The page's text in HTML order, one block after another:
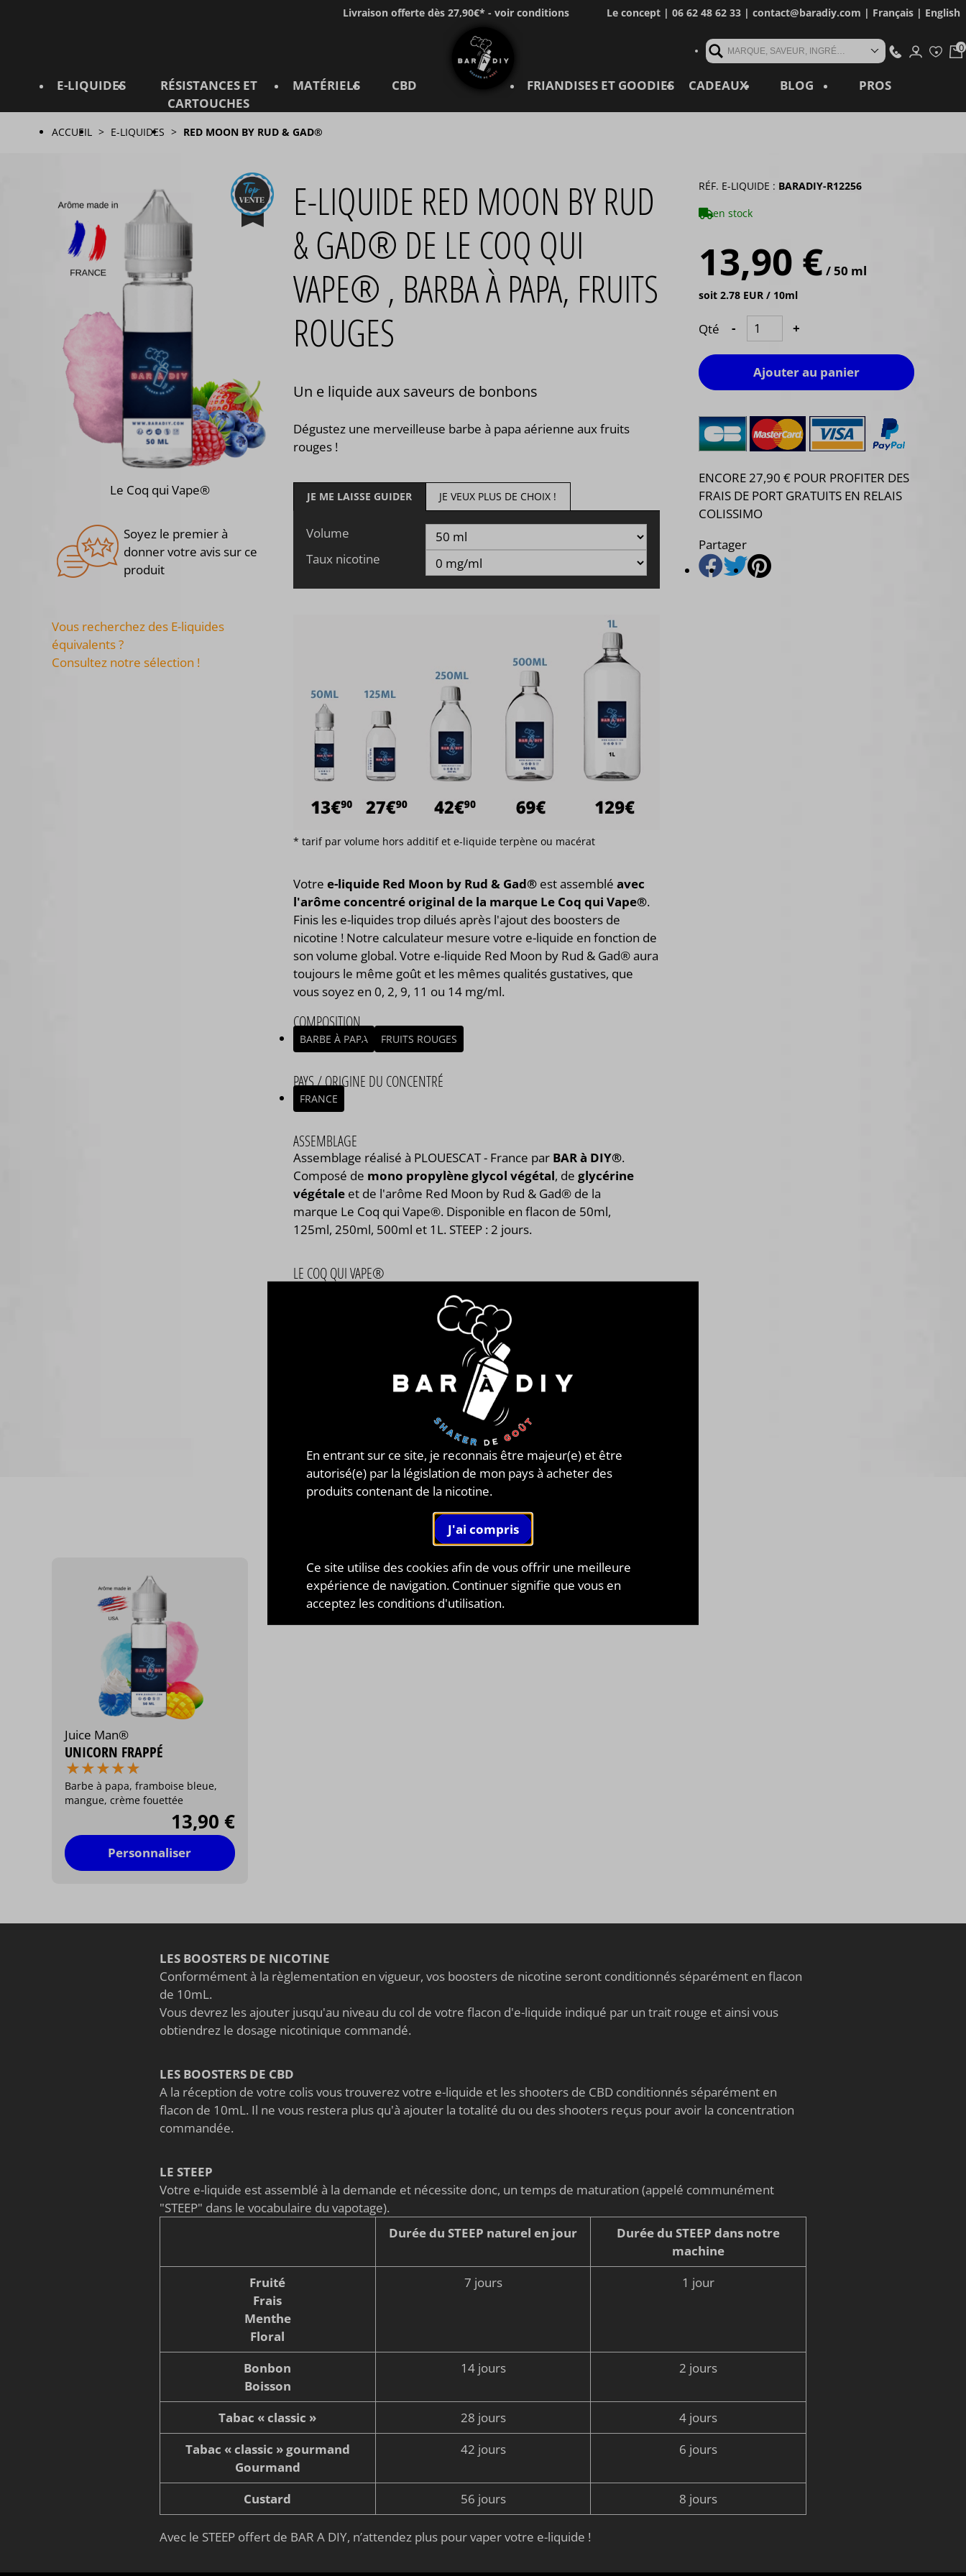
Livraison offerte dès 27,90€* - voir conditions Le concept| 06 62 48 62 33 | contact@baradiy.com | Français| English
MARQUE, SAVEUR, INGRÉDIENT, RÉFÉRENCE, MOT CLÉ...
E-LIQUIDES
RÉSISTANCES ET
CARTOUCHES
MATÉRIELS CBD FRIANDISES ET GOODIES CADEAUX BLOG PROS
ACCUEIL E-LIQUIDES RED MOON BY RUD & GAD®
E-LIQUIDE RED MOON BY RUD
& GAD® DE LE COQ QUI
VAPE® , BARBA À PAPA, FRUITS
ROUGES
Un e liquide aux saveurs de bonbons
Dégustez une merveilleuse barbe à papa aérienne aux fruits
rouges !
JE ME LAISSE GUIDER JE VEUX PLUS DE CHOIX !
Volume
Taux nicotine
* tarif par volume hors additif et e-liquide terpène ou macérat
Votree-liquide Red Moon by Rud & Gad® est assembléavec
l'arôme concentré original de la marque Le Coq qui Vape®.
Finis les e-liquides trop dilués après l'ajout des boosters de
nicotine ! Notre calculateur mesure votre e-liquide en fonction de
son volume global. Votre e-liquide Red Moon by Rud & Gad® aura
toujours le même goût et les mêmes qualités gustatives, que
vous soyez en 0, 2, 9, 11 ou 14 mg/ml.
COMPOSITION
BARBE À PAPA FRUITS ROUGES
PAYS / ORIGINE DU CONCENTRÉ
FRANCE
ASSEMBLAGE
Assemblage réalisé à PLOUESCAT - France par BAR à DIY®.
Composé de mono propylène glycol végétal, deglycérine
végétale et de l'arôme Red Moon by Rud & Gad® de la
marque Le Coq qui Vape®. Disponible en flacon de 50ml,
125ml, 250ml, 500ml et 1L. STEEP : 2 jours.
LE COQ QUI VAPE®
ELIQUIDES ROIS DE LA BASSE-COUR !
Fabricant français d'e-liquides,Le Coq qui Vape®
e-liquides de tous horizons à travers différentes gammes. Vous
pouvez d'ailleurs retrouvez plusieurs saveurs de leur gamme
fruité sur notre site sous le nom :Tutti Frutti du Coq
Voir tous les E-liquides de la marque Le Coq qui Vape®
RÉF. E-LIQUIDE : BARADIY-R12256
en stock
13,90 €/ 50 ml
soit 2.78 EUR / 10ml
Qté - +
Ajouter au panier
ENCORE 27,90 € POUR PROFITER DES
FRAIS DE PORT GRATUITS EN RELAIS
COLISSIMO
Partager
Le Coq qui Vape®
Soyez le premier à
donner votre avis sur ce
produit
Vous recherchez des E-liquides
équivalents ?
Consultez notre sélection !
CES ARTICLES POURRAIENT AUSSI VOUS INTÉRESSER
Juice Man®
UNICORN FRAPPÉ
⋆⋆⋆⋆⋆
⋆⋆⋆⋆⋆
Barbe à papa, framboise bleue,
mangue, crème fouettée
13,90 €
Personnaliser
LES BOOSTERS DE NICOTINE
Conformément à la règlementation en vigueur, vos boosters de nicotine seront conditionnés séparément en flacon
de 10mL.
Vous devrez les ajouter jusqu'au niveau du col de votre flacon d'e-liquide indiqué par un trait rouge et ainsi vous
obtiendrez le dosage nicotinique commandé.
LES BOOSTERS DE CBD
A la réception de votre colis vous trouverez votre e-liquide et les shooters de CBD conditionnés séparément en
flacon de 10mL. Il ne vous restera plus qu'à ajouter la totalité du ou des shooters reçus pour avoir la concentration
commandée.
LE STEEP
Votre e-liquide est assemblé à la demande et nécessite donc, un temps de maturation (appelé communément
"STEEP" dans le vocabulaire du vapotage).
Durée du STEEP naturel en jour
Durée du STEEP dans notre
machine
Fruité
Frais
Menthe
Floral
7 jours 1 jour
Bonbon
Boisson
14 jours 2 jours
Tabac « classic » 28 jours
4 jours
Tabac « classic » gourmand
Gourmand
42 jours 6 jours
Custard 56 jours 8 jours
Avec le STEEP offert de BAR A DIY, n’attendez plus pour vaper votre e-liquide !
En entrant sur ce site, je reconnais être majeur(e) et être
autorisé(e) par la législation de mon pays à acheter des
produits contenant de la nicotine.
Ce site utilise des cookies afin de vous offrir une meilleure
expérience de navigation. Continuer signifie que vous en
acceptez les conditions d'utilisation.